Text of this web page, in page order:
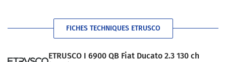
FICHES TECHNIQUES ETRUSCO
ETRUSCO I 6900 QB Fiat Ducato 2.3 130 ch